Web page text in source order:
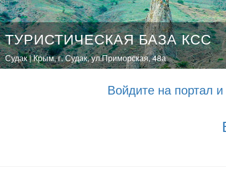
ТУРИСТИЧЕСКАЯ БАЗА КСС
Судак | Крым, г. Судак, ул.Приморская, 48а
Войдите на портал